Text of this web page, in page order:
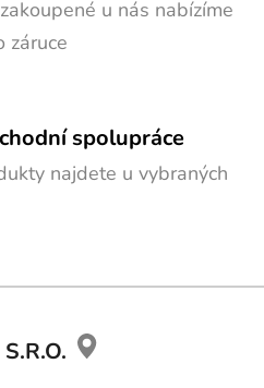
u nás nabízíme
záruce
spolupráce
najdete u vybraných